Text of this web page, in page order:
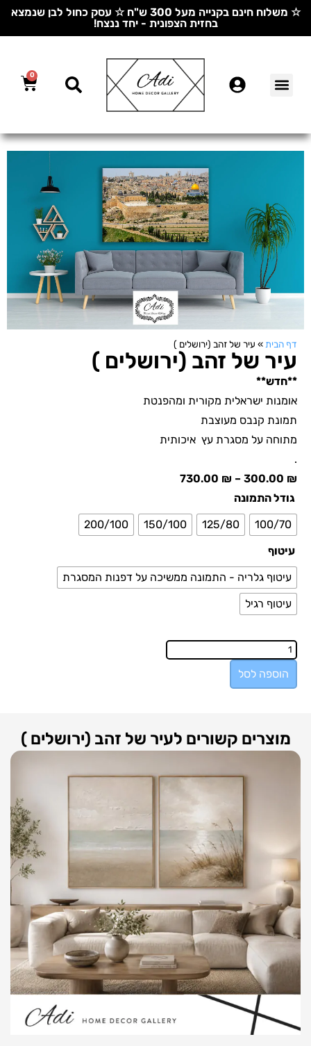
☆ משלוח חינם בקנייה מעל 300 ש"ח ☆ עסק כחול לבן שנמצא
בחזית הצפונית - יחד ננצח!
0
דף הבית » עיר של זהב (ירושלים )
עיר של זהב (ירושלים )
**חדש**
אומנות ישראלית מקורית ומהפנטת
תמונת קנבס מעוצבת
מתוחה על מסגרת עץ איכותית
.
300.00 ₪
–
730.00 ₪
גודל התמונה
100/70
125/80
150/100
200/100
עיטוף
עיטוף גלריה - התמונה ממשיכה על דפנות המסגרת
עיטוף רגיל
הוספה לסל
מוצרים קשורים לעיר של זהב (ירושלים )